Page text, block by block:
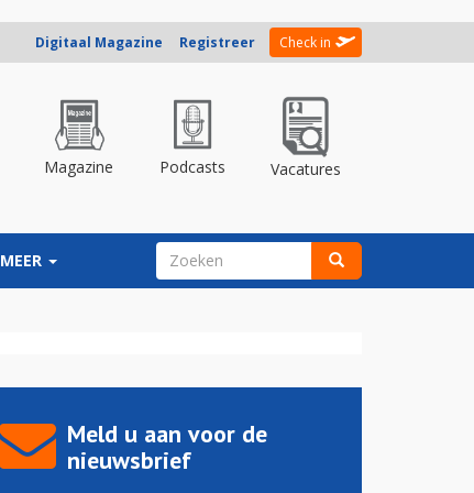
Digitaal Magazine Registreer Check in
Magazine Podcasts Vacatures
MEER ZOEKVELD
Meld u aan voor de
nieuwsbrief